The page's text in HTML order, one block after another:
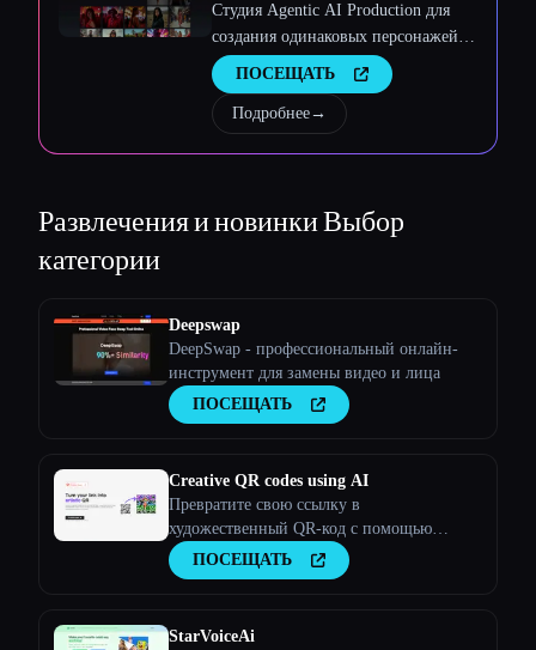
Студия Agentic AI Production для
создания одинаковых персонажей,
рабочих процессов и видео
ПОСЕЩАТЬ
Подробнее→
Развлечения и новинкиВыбор
категории
Deepswap
DeepSwap - профессиональный онлайн-
инструмент для замены видео и лица
ПОСЕЩАТЬ
Creative QR codes using AI
Превратите свою ссылку в
художественный QR-код с помощью
искусственного интеллекта и увеличьте
конверсию
ПОСЕЩАТЬ
StarVoiceAi